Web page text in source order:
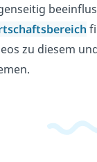
zu diesem